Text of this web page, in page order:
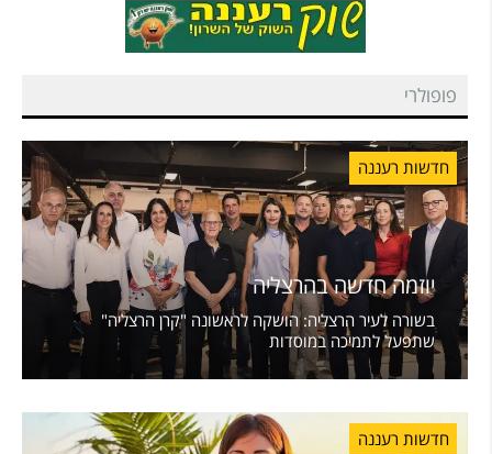
פופולרי
חדשות רעננה
יוזמה חדשה בהרצליה
בשורה לעיר הרצליה: הושקה לראשונה "קרן הרצליה"
שתפעל לתמיכה במוסדות
חדשות רעננה